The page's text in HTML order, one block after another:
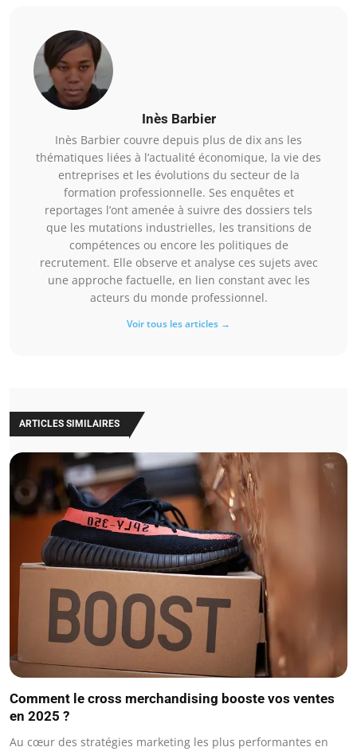
Inès Barbier
Inès Barbier couvre depuis plus de dix ans les
thématiques liées à l’actualité économique, la vie des
entreprises et les évolutions du secteur de la
formation professionnelle. Ses enquêtes et
reportages l’ont amenée à suivre des dossiers tels
que les mutations industrielles, les transitions de
compétences ou encore les politiques de
recrutement. Elle observe et analyse ces sujets avec
une approche factuelle, en lien constant avec les
acteurs du monde professionnel.
Voir tous les articles →
ARTICLES SIMILAIRES
Comment le cross merchandising booste vos ventes
en 2025 ?
Au cœur des stratégies marketing les plus performantes en